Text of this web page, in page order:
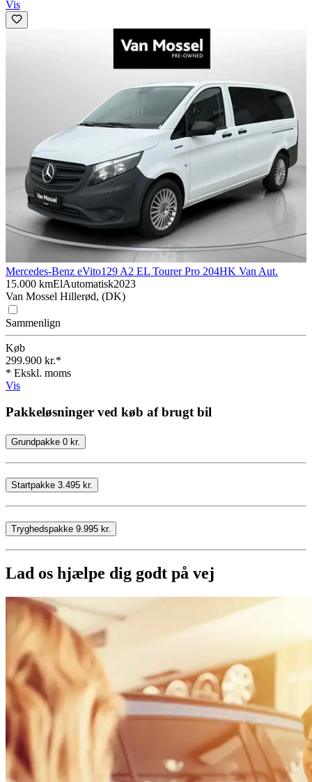
Vis
Mercedes-Benz eVito129 A2 EL Tourer Pro 204HK Van Aut.
15.000 kmElAutomatisk2023
Van Mossel Hillerød, (DK)
Sammenlign
Køb
299.900 kr.*
* Ekskl. moms
Vis
Pakkeløsninger ved køb af brugt bil
Grundpakke 0 kr.
Startpakke 3.495 kr.
Tryghedspakke 9.995 kr.
Lad os hjælpe dig godt på vej